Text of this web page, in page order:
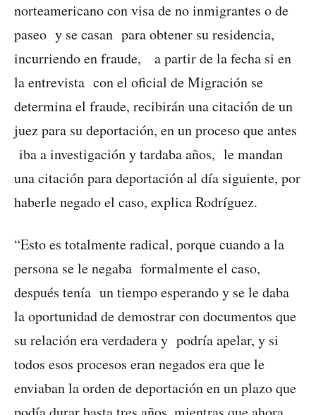
norteamericano con visa de no inmigrantes o de
paseo y se casan para obtener su residencia,
incurriendo en fraude, a partir de la fecha si en
la entrevista con el oficial de Migración se
determina el fraude, recibirán una citación de un
juez para su deportación, en un proceso que antes
iba a investigación y tardaba años, le mandan
una citación para deportación al día siguiente, por
haberle negado el caso, explica Rodríguez.
“Esto es totalmente radical, porque cuando a la
persona se le negaba formalmente el caso,
después tenía un tiempo esperando y se le daba
la oportunidad de demostrar con documentos que
su relación era verdadera y podría apelar, y si
todos esos procesos eran negados era que le
enviaban la orden de deportación en un plazo que